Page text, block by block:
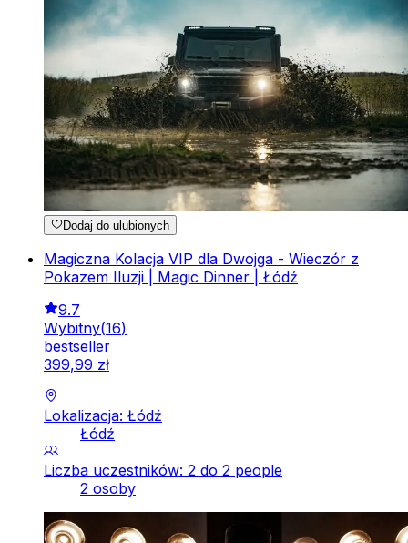
Dodaj do ulubionych
Magiczna Kolacja VIP dla Dwojga - Wieczór z
Pokazem Iluzji | Magic Dinner | Łódź
9.7
Wybitny(16)
bestseller
399,99 zł
Lokalizacja: Łódź
Łódź
Liczba uczestników: 2 do 2 people
2 osoby